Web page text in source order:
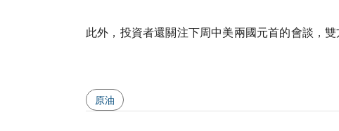
此外，投資者還關注下周中美兩國元首的會談，
原油